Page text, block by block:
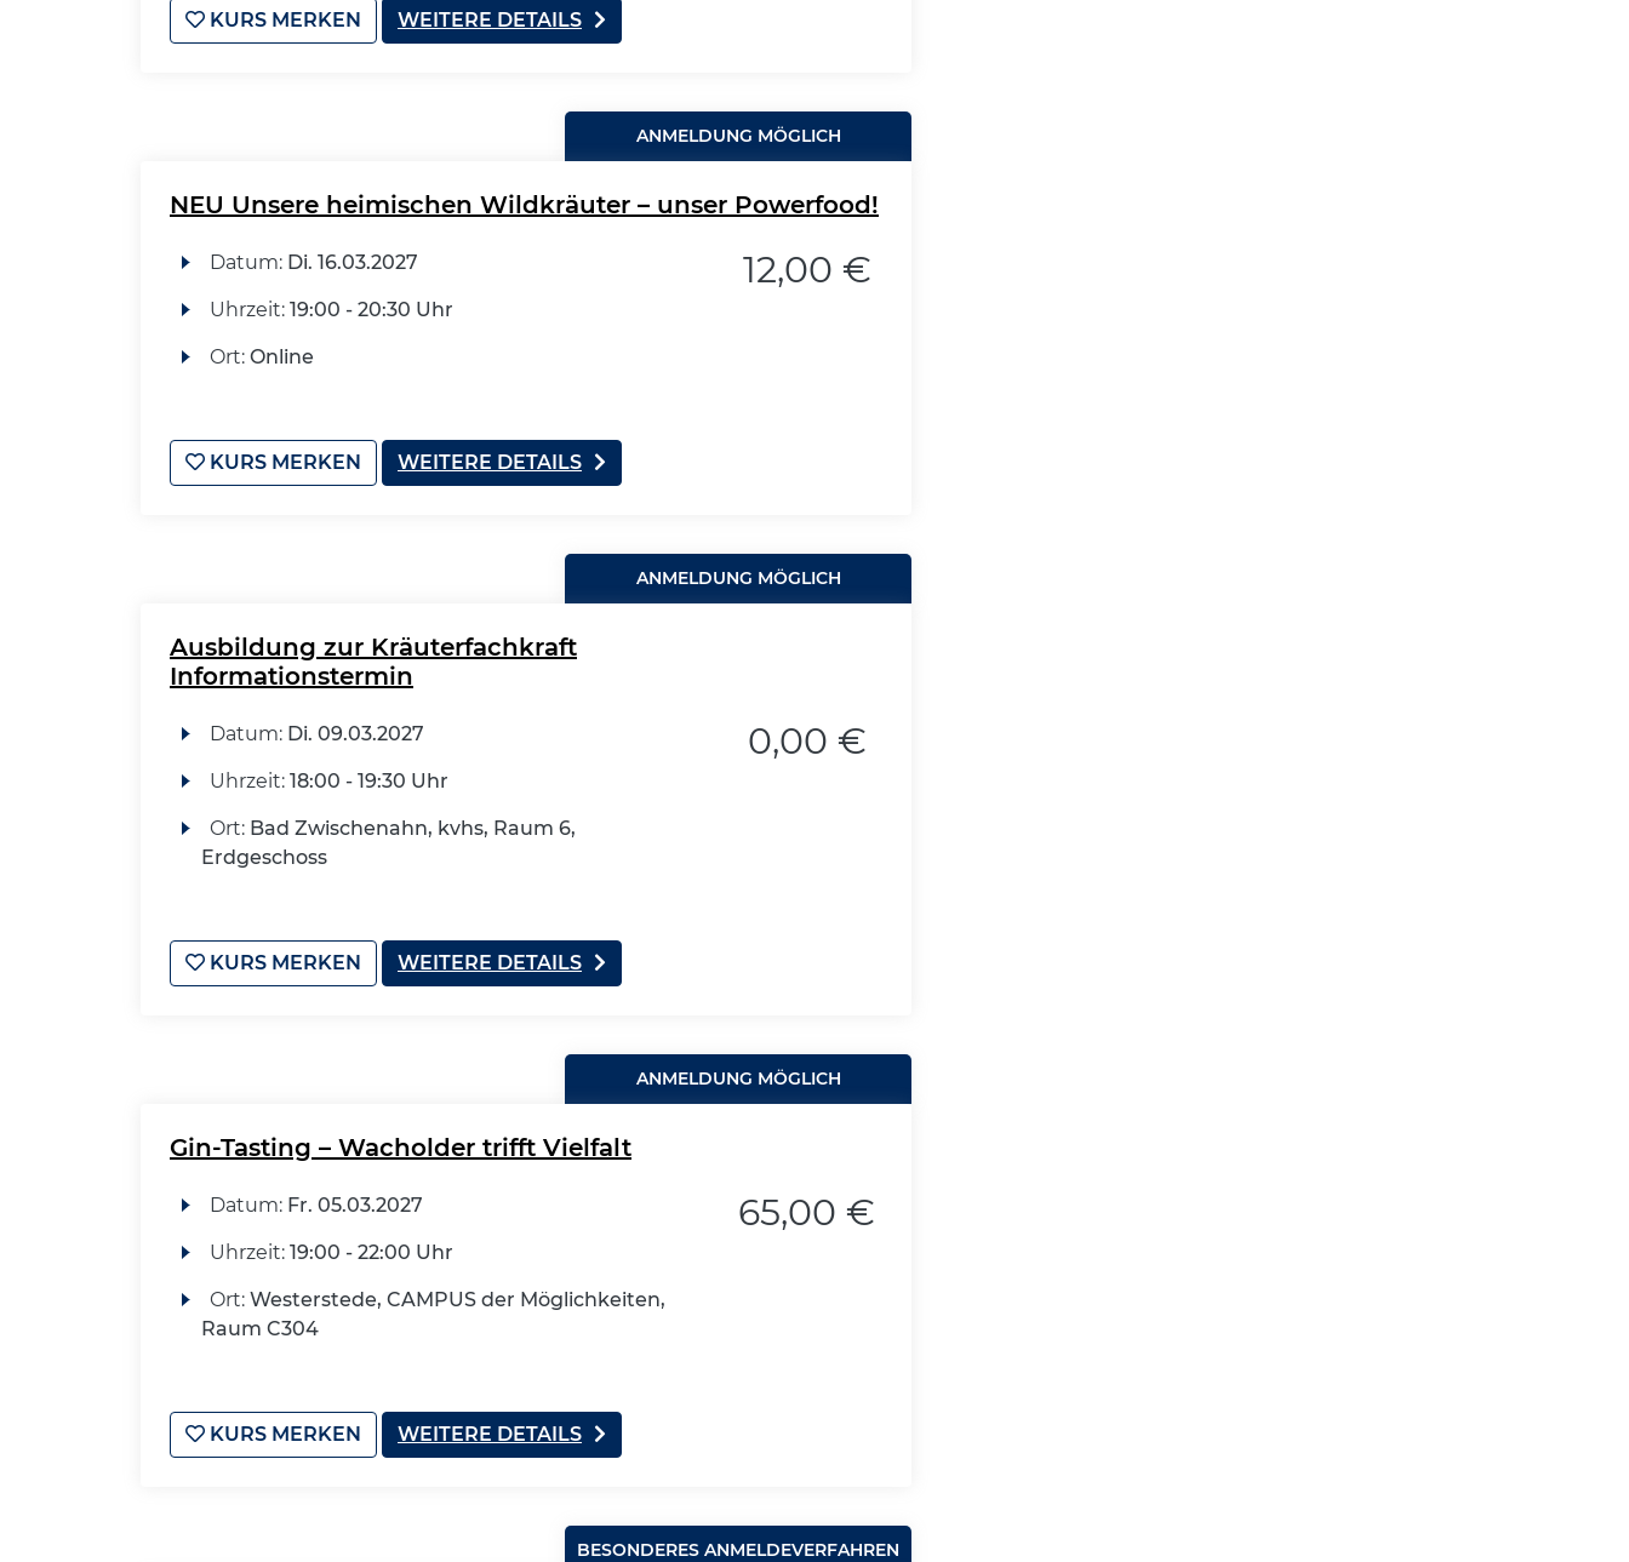
KURS MERKEN WEITERE DETAILS
ANMELDUNG MÖGLICH
NEU Unsere heimischen Wildkräuter – unser Powerfood!
Datum: Di. 16.03.2027
Uhrzeit: 19:00 - 20:30 Uhr
Ort: Online
12,00 €
KURS MERKEN WEITERE DETAILS
ANMELDUNG MÖGLICH
Ausbildung zur Kräuterfachkraft
Informationstermin
Datum: Di. 09.03.2027
Uhrzeit: 18:00 - 19:30 Uhr
Ort: Bad Zwischenahn, kvhs, Raum 6,
Erdgeschoss
0,00 €
KURS MERKEN WEITERE DETAILS
ANMELDUNG MÖGLICH
Gin-Tasting – Wacholder trifft Vielfalt
Datum: Fr. 05.03.2027
Uhrzeit: 19:00 - 22:00 Uhr
Ort: Westerstede, CAMPUS der Möglichkeiten,
Raum C304
65,00 €
KURS MERKEN WEITERE DETAILS
BESONDERES ANMELDEVERFAHREN